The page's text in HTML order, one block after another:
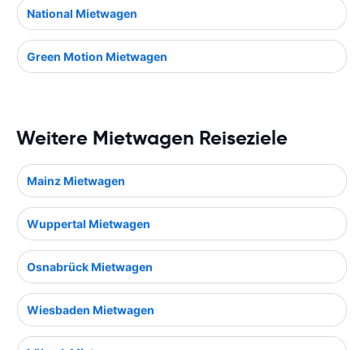
National Mietwagen
Green Motion Mietwagen
Weitere Mietwagen Reiseziele
Mainz Mietwagen
Wuppertal Mietwagen
Osnabrück Mietwagen
Wiesbaden Mietwagen